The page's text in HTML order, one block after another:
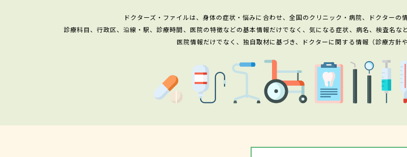
ドクターズ・ファイルは、身体の症状・悩みに合わせ、全国のクリニック・病院、ドクターの
診療科目、行政区、沿線・駅、診療時間、医院の特徴などの基本情報だけでなく、気になる症状、病名、検査名な
医院情報だけでなく、独自取材に基づき、ドクターに関する情報（診療方針